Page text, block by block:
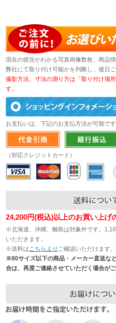
現在の状況がわかる写真画像数枚、商品
弊社にて取り付け可能かを判断し、後日
撮影方法、寸法の測り方は「取り付け場
す。
お支払いは、下記のお支払方法が可能で
（対応クレジットカード）
24,200円(税込)以上のお買い上げ
※北海道、沖縄、離島は対象外です。
いただきます。
※送料はこちらより ご確認いただけます。
※80サイズ以下の商品・メーカー直送な
合は、再度ご連絡させていただく場合が